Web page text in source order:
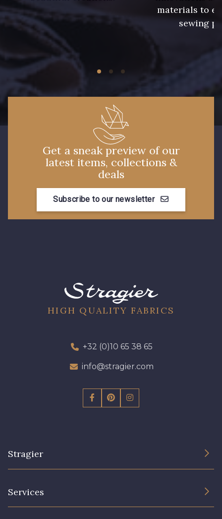
materials to
sewing
Get a sneak preview of our
latest items, collections &
deals
Subscribe to our newsletter
HIGH QUALITY FABRICS
+32 (0)10 65 38 65
info@stragier.com
Stragier
Services